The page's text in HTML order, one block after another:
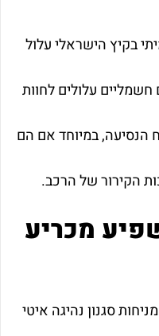
בקיץ הישראלי עלול
עלולים לחוות
הנסיעה, במיוחד אם הם
הקירור של הרכב.
מכריע
סגנון נהיגה איטי